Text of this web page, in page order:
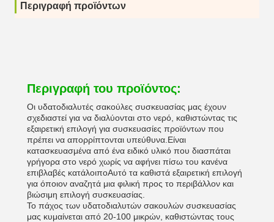
Περιγραφή προϊόντων
Περιγραφή του προϊόντος:
Οι υδατοδιαλυτές σακούλες συσκευασίας μας έχουν
σχεδιαστεί για να διαλύονται στο νερό, καθιστώντας τις
εξαιρετική επιλογή για συσκευασίες προϊόντων που
πρέπει να απορρίπτονται υπεύθυνα.Είναι
κατασκευασμένα από ένα ειδικό υλικό που διασπάται
γρήγορα στο νερό χωρίς να αφήνει πίσω του κανένα
επιβλαβές κατάλοιποΑυτό τα καθιστά εξαιρετική επιλογή
για όποιον αναζητά μια φιλική προς το περιβάλλον και
βιώσιμη επιλογή συσκευασίας.
Το πάχος των υδατοδιαλυτών σακουλών συσκευασίας
μας κυμαίνεται από 20-100 μικρών, καθιστώντας τους